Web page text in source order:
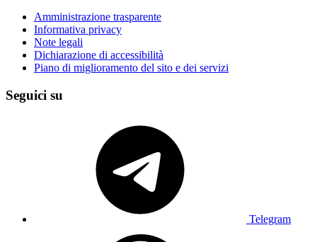
Amministrazione trasparente
Informativa privacy
Note legali
Dichiarazione di accessibilità
Piano di miglioramento del sito e dei servizi
Seguici su
Telegram